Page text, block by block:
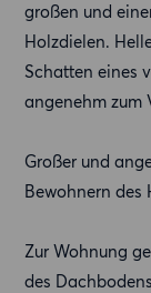
großen und
Holzdielen.
Schatten eines
angenehm zum
Großer und
Bewohnern des
Zur Wohnung
des